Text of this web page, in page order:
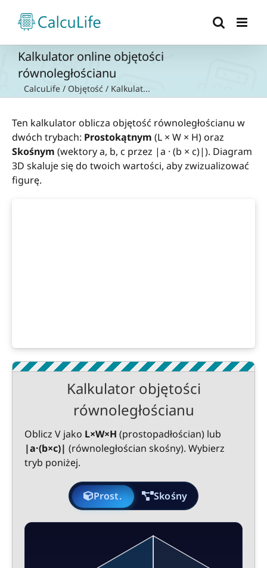
zawartości
Kalkulator online objętości
równoległościanu
CalcuLife / Objętość / Kalkulat...
Ten kalkulator oblicza objętość równoległościanu w
dwóch trybach: Prostokątnym (L × W × H) oraz
Skośnym (wektory a, b, c przez |a · (b × c)|). Diagram
3D skaluje się do twoich wartości, aby zwizualizować
figurę.
Kalkulator objętości
równoległościanu
Oblicz V jako L×W×H (prostopadłościan) lub
|a·(b×c)| (równoległościan skośny). Wybierz
tryb poniżej.
Prost. Skośny